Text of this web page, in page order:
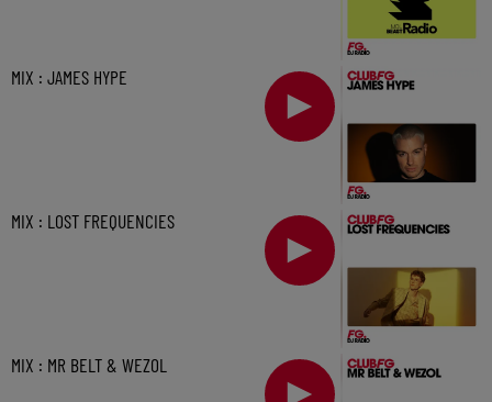
MIX : JAMES HYPE
MIX : LOST FREQUENCIES
MIX : MR BELT & WEZOL